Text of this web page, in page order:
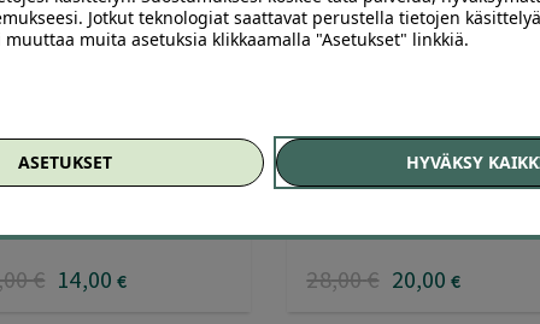
35
Viikki Viikki, Helsinki
€ 14,00 €
Targa Arena Ullanmäki, Espoo
28,00€ 20,00 €
Jotkut teknologiat saattavat perustella tietojen
muita asetuksia klikkaamalla "Asetukset" linkkiä.
ASETUKSET HYVÄKSY